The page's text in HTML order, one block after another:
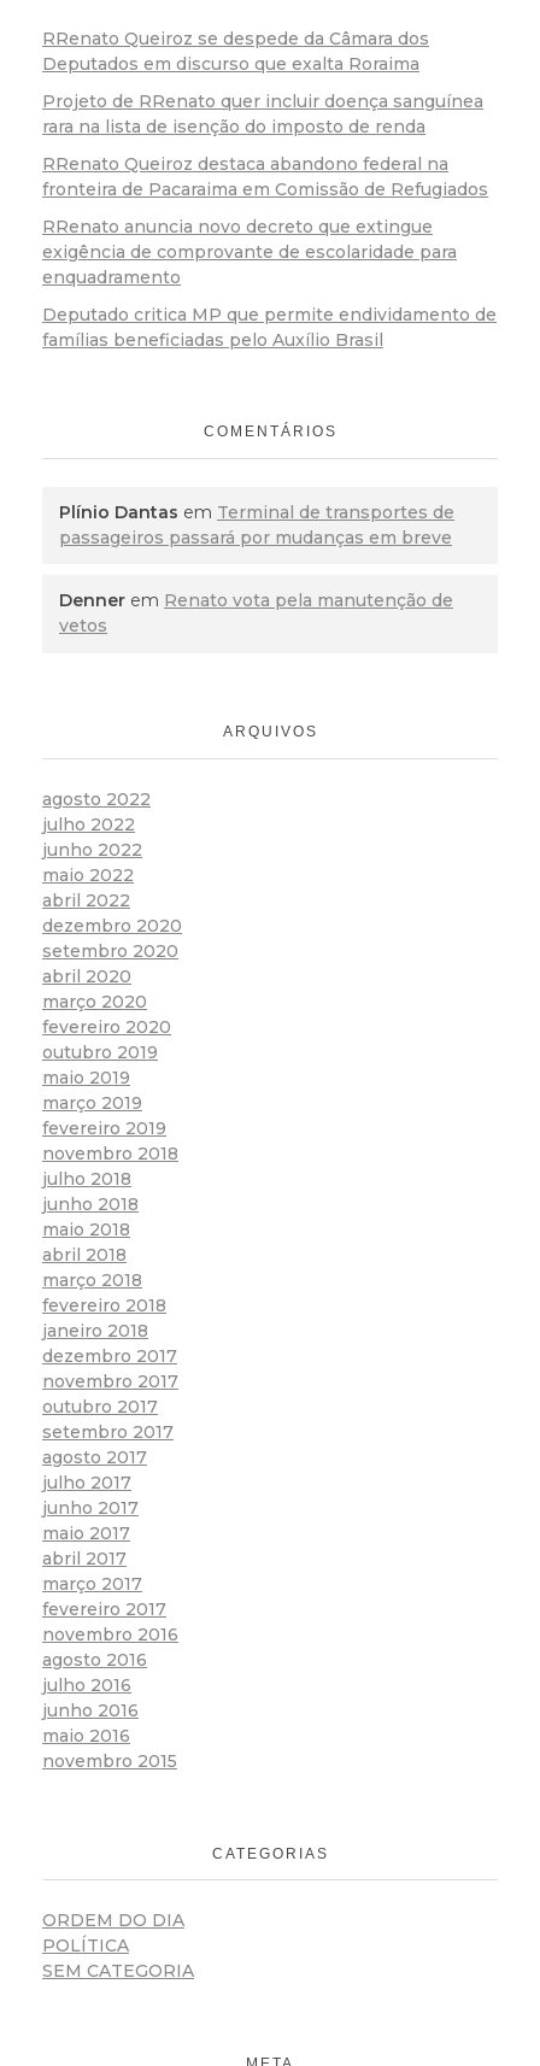
RRenato Queiroz se despede da Câmara dos
Deputados em discurso que exalta Roraima
Projeto de RRenato quer incluir doença sanguínea
rara na lista de isenção do imposto de renda
RRenato Queiroz destaca abandono federal na
fronteira de Pacaraima em Comissão de Refugiados
RRenato anuncia novo decreto que extingue
exigência de comprovante de escolaridade para
enquadramento
Deputado critica MP que permite endividamento de
famílias beneficiadas pelo Auxílio Brasil
COMENTÁRIOS
Plínio Dantas em Terminal de transportes de
passageiros passará por mudanças em breve
Denner em Renato vota pela manutenção de
vetos
ARQUIVOS
agosto 2022
julho 2022
junho 2022
maio 2022
abril 2022
dezembro 2020
setembro 2020
abril 2020
março 2020
fevereiro 2020
outubro 2019
maio 2019
março 2019
fevereiro 2019
novembro 2018
julho 2018
junho 2018
maio 2018
abril 2018
março 2018
fevereiro 2018
janeiro 2018
dezembro 2017
novembro 2017
outubro 2017
setembro 2017
agosto 2017
julho 2017
junho 2017
maio 2017
abril 2017
março 2017
fevereiro 2017
novembro 2016
agosto 2016
julho 2016
junho 2016
maio 2016
novembro 2015
CATEGORIAS
ORDEM DO DIA
POLÍTICA
SEM CATEGORIA